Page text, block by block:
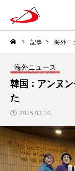
記事 海外ニ
海外ニュース
韓国：アンヌ
た
2025.03.14